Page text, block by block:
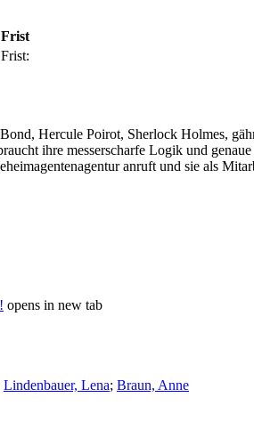
Frist
Frist:
Hercule Poirot, Sherlock Holmes,
ihre messerscharfe Logik und
anruft und sie als
opens in new tab
Lindenbauer, Lena; Braun, Anne